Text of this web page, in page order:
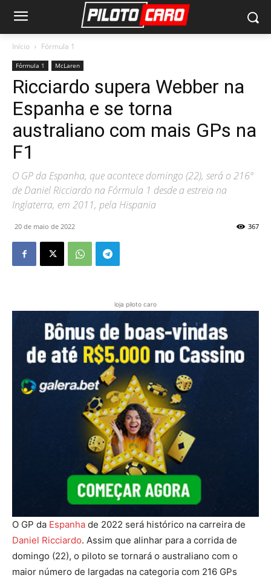
Início Fórmula 1
Fórmula 1 McLaren
Ricciardo supera Webber na
Espanha e se torna
australiano com mais GPs na
F1
O GP da Espanha, que acontece domingo (22), será o 216º
de Daniel Ricciardo na Fórmula 1 desde a estreia na
Inglaterra, em 2011, pela Hispania
20 de maio de 2022 367
loja piloto caro
O GP da Espanha de 2022 será histórico na carreira de
Daniel Ricciardo. Assim que alinhar para a corrida de
domingo (22), o piloto se tornará o australiano com o
maior número de largadas na categoria com 216 GPs